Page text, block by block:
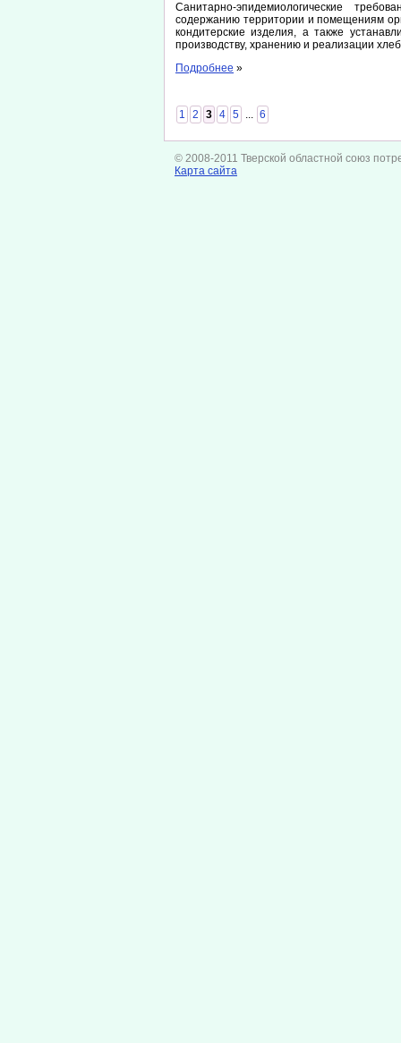
Санитарно-эпидемиологические
содержанию территории и помещениям
кондитерские изделия, а также
производству, хранению и реализации
Подробнее »
1 2 3 4 5 ... 6
© 2008-2011 Тверской областной союз
Карта сайта